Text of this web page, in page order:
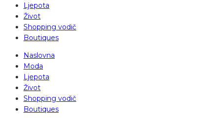
Ljepota
Život
Shopping vodič
Boutiques
Naslovna
Moda
Ljepota
Život
Shopping vodič
Boutiques